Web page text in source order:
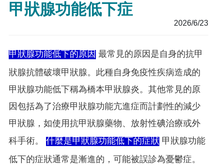
甲狀腺功能低下症
2026/6/23
甲狀腺功能低下的原因 最常見的原因是自身的抗甲
狀腺抗體破壞甲狀腺。此種自身免疫性疾病造成的
甲狀腺功能低下稱為橋本甲狀腺炎。其他常見的原
因包括為了治療甲狀腺功能亢進症而計劃性的減少
甲狀腺，如使用抗甲狀腺藥物、放射性碘治療或外
科手術。
什麼是甲狀腺功能低下的症狀 甲狀腺功能
低下的症狀通常是漸進的，可能被誤診為憂鬱症。